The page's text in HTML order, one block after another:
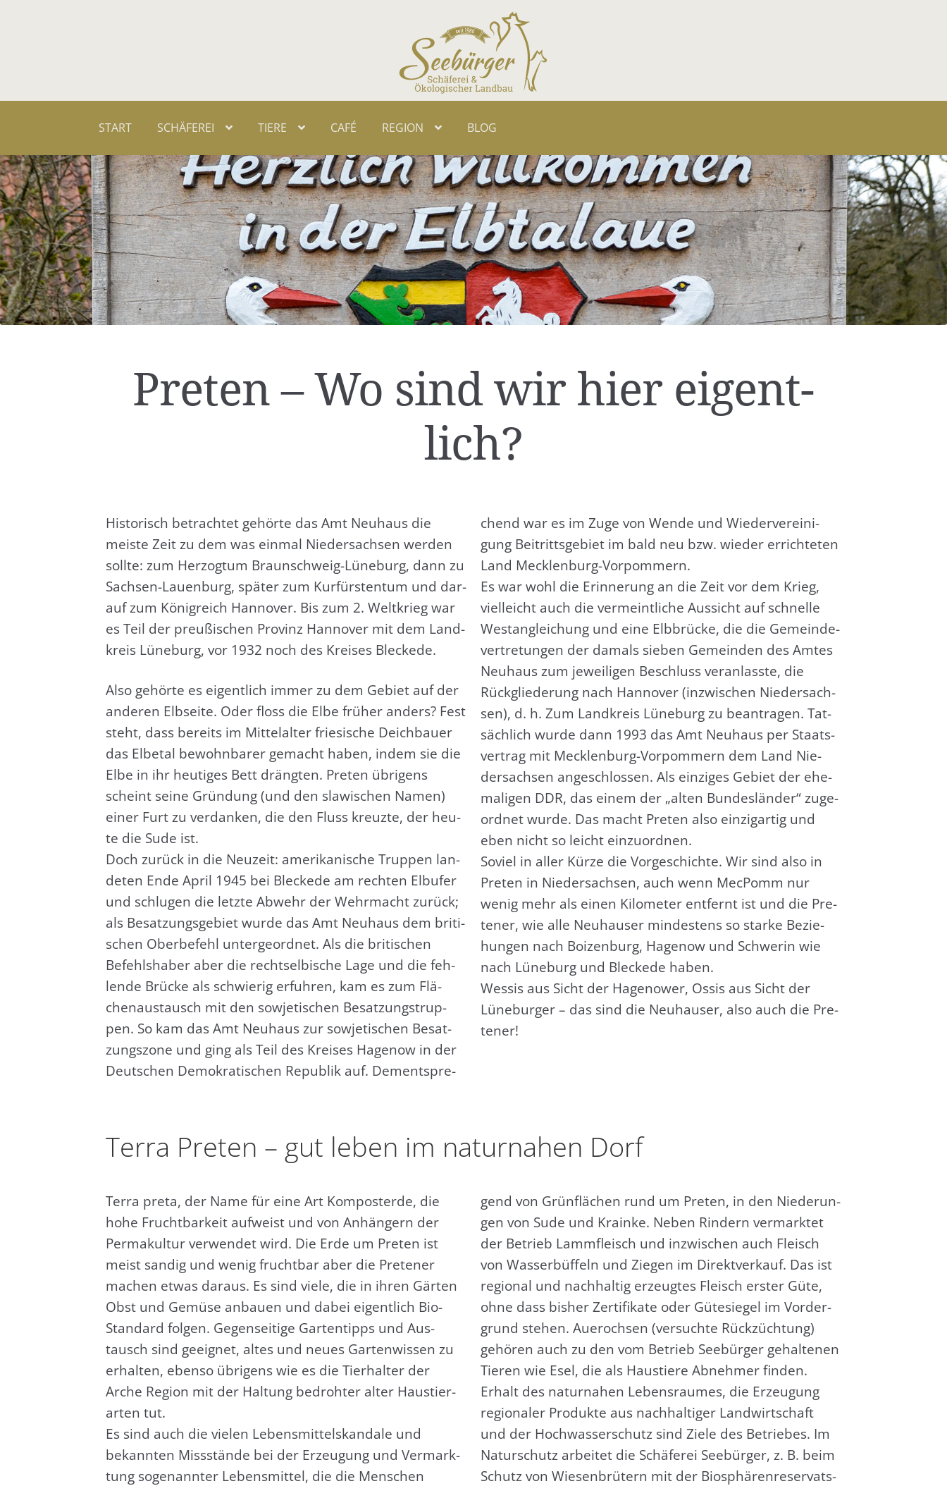
START SCHÄ­FE­REI TIE­RE CAFÉ REGI­ON BLOG
Pre­ten – Wo sind wir hier eigent­
lich?
His­to­risch betrach­tet gehör­te das Amt Neu­haus die
meis­te Zeit zu dem was ein­mal Nie­der­sach­sen wer­den
soll­te: zum Her­zog­tum Braun­schweig-Lüne­burg, dann zu
Sach­sen-Lau­en­burg, spä­ter zum Kur­fürs­ten­tum und dar­
auf zum König­reich Han­no­ver. Bis zum 2. Welt­krieg war
es Teil der preu­ßi­schen Pro­vinz Han­no­ver mit dem Land­
kreis Lüne­burg, vor 1932 noch des Krei­ses Ble­cke­de.
Also gehör­te es eigent­lich immer zu dem Gebiet auf der
ande­ren Elb­sei­te. Oder floss die Elbe frü­her anders? Fest
steht, dass bereits im Mit­tel­al­ter frie­si­sche Deich­bau­er
das Elbe­tal bewohn­ba­rer gemacht haben, indem sie die
Elbe in ihr heu­ti­ges Bett dräng­ten. Pre­ten übri­gens
scheint sei­ne Grün­dung (und den sla­wi­schen Namen)
einer Furt zu ver­dan­ken, die den Fluss kreuz­te, der heu­
te die Sude ist.
Doch zurück in die Neu­zeit: ame­ri­ka­ni­sche Trup­pen lan­
de­ten Ende April 1945 bei Ble­cke­de am rech­ten Elb­ufer
und schlu­gen die letz­te Abwehr der Wehr­macht zurück;
als Besat­zungs­ge­biet wur­de das Amt Neu­haus dem bri­ti­
schen Ober­be­fehl unter­ge­ord­net. Als die bri­ti­schen
Befehls­ha­ber aber die rechts­elbi­sche Lage und die feh­
len­de Brü­cke als schwie­rig erfuh­ren, kam es zum Flä­
chen­aus­tausch mit den sowje­ti­schen Besat­zungs­trup­
pen. So kam das Amt Neu­haus zur sowje­ti­schen Besat­
zungs­zo­ne und ging als Teil des Krei­ses Hage­now in der
Deut­schen Demo­kra­ti­schen Repu­blik auf. Dem­entspre­
chend war es im Zuge von Wen­de und Wie­der­ver­ei­ni­
gung Bei­tritts­ge­biet im bald neu bzw. wie­der errich­te­ten
Land Meck­len­burg-Vor­pom­mern.
Es war wohl die Erin­ne­rung an die Zeit vor dem Krieg,
viel­leicht auch die ver­meint­li­che Aus­sicht auf schnel­le
West­an­glei­chung und eine Elb­brü­cke, die die Gemein­de­
ver­tre­tun­gen der damals sie­ben Gemein­den des Amtes
Neu­haus zum jewei­li­gen Beschluss ver­an­lass­te, die
Rück­glie­de­rung nach Han­no­ver (inzwi­schen Nie­der­sach­
sen), d. h. Zum Land­kreis Lüne­burg zu bean­tra­gen. Tat­
säch­lich wur­de dann 1993 das Amt Neu­haus per Staats­
ver­trag mit Meck­len­burg-Vor­pom­mern dem Land Nie­
der­sach­sen ange­schlos­sen. Als ein­zi­ges Gebiet der ehe­
ma­li­gen DDR, das einem der „alten Bun­des­län­der“ zuge­
ord­net wur­de. Das macht Pre­ten also ein­zig­ar­tig und
eben nicht so leicht ein­zu­ord­nen.
Soviel in aller Kür­ze die Vor­ge­schich­te. Wir sind also in
Pre­ten in Nie­der­sach­sen, auch wenn Mec­Pomm nur
wenig mehr als einen Kilo­me­ter ent­fernt ist und die Pre­
te­ner, wie alle Neu­hau­ser min­des­tens so star­ke Bezie­
hun­gen nach Boi­zen­burg, Hage­now und Schwe­rin wie
nach Lüne­burg und Ble­cke­de haben.
Wes­sis aus Sicht der Hage­nower, Ossis aus Sicht der
Lüne­bur­ger – das sind die Neu­hau­ser, also auch die Pre­
te­ner!
Ter­ra Pre­ten – gut leben im natur­na­hen Dorf
Ter­ra pre­ta, der Name für eine Art Kom­post­er­de, die
hohe Frucht­bar­keit auf­weist und von Anhän­gern der
Per­ma­kul­tur ver­wen­det wird. Die Erde um Pre­ten ist
meist san­dig und wenig frucht­bar aber die Pre­te­ner
machen etwas dar­aus. Es sind vie­le, die in ihren Gär­ten
Obst und Gemü­se anbau­en und dabei eigent­lich Bio-
Stan­dard fol­gen. Gegen­sei­ti­ge Gar­ten­tipps und Aus­
tausch sind geeig­net, altes und neu­es Gar­ten­wis­sen zu
erhal­ten, eben­so übri­gens wie es die Tier­hal­ter der
Arche Regi­on mit der Hal­tung bedroh­ter alter Haus­tier­
ar­ten tut.
Es sind auch die vie­len Lebens­mit­tel­skan­da­le und
bekann­ten Miss­stän­de bei der Erzeu­gung und Ver­mark­
tung soge­nann­ter Lebens­mit­tel, die die Men­schen
gend von Grün­flä­chen rund um Pre­ten, in den Nie­de­run­
gen von Sude und Krain­ke. Neben Rin­dern ver­mark­tet
der Betrieb Lamm­fleisch und inzwi­schen auch Fleisch
von Was­ser­büf­feln und Zie­gen im Direkt­ver­kauf. Das ist
regio­nal und nach­hal­tig erzeug­tes Fleisch ers­ter Güte,
ohne dass bis­her Zer­ti­fi­ka­te oder Güte­sie­gel im Vor­der­
grund ste­hen. Auer­och­sen (ver­such­te Rück­züch­tung)
gehö­ren auch zu den vom Betrieb See­bür­ger gehal­te­nen
Tie­ren wie Esel, die als Haus­tie­re Abneh­mer fin­den.
Erhalt des natur­na­hen Lebens­rau­mes, die Erzeu­gung
regio­na­ler Pro­duk­te aus nach­hal­ti­ger Land­wirt­schaft
und der Hoch­was­ser­schutz sind Zie­le des Betrie­bes. Im
Natur­schutz arbei­tet die Schä­fe­rei See­bür­ger, z. B. beim
Schutz von Wie­sen­brü­tern mit der Bio­sphä­ren­re­ser­vat­s­